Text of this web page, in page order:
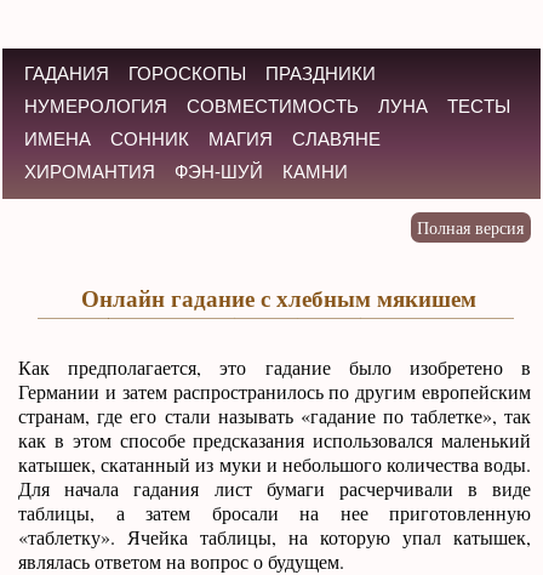
ГАДАНИЯ ГОРОСКОПЫ
ПРАЗДНИКИ
НУМЕРОЛОГИЯ
СОВМЕСТИМОСТЬ ЛУНА
ТЕСТЫ
ИМЕНА
СОННИК МАГИЯ
СЛАВЯНЕ
ХИРОМАНТИЯ
ФЭН-ШУЙ КАМНИ
Онлайн гадание с хлебным мякишем
Как предполагается, это гадание было изобретено в
Германии и затем распространилось по другим европейским
странам, где его стали называть «гадание по таблетке», так
как в этом способе предсказания использовался маленький
катышек, скатанный из муки и небольшого количества воды.
Для начала гадания лист бумаги расчерчивали в виде
таблицы, а затем бросали на нее приготовленную
«таблетку». Ячейка таблицы, на которую упал катышек,
являлась ответом на вопрос о будущем.